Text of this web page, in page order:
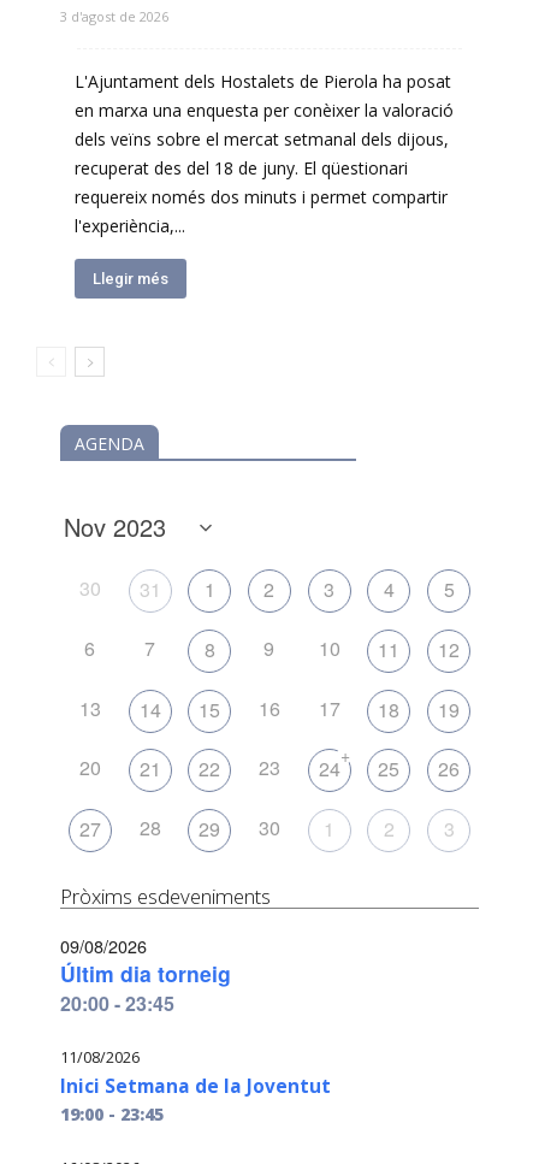
3 d'agost de 2026
L'Ajuntament dels Hostalets de Pierola ha posat
en marxa una enquesta per conèixer la valoració
dels veïns sobre el mercat setmanal dels dijous,
recuperat des del 18 de juny. El qüestionari
requereix només dos minuts i permet compartir
l'experiència,...
Llegir més
AGENDA
30 31 1 2 3 4 5
6 7 8 9 10 11 12
13 14 15 16 17 18 19
20 21 22 23 24+ 25 26
27 28 29 30 1 2 3
Pròxims esdeveniments
09/08/2026
Últim dia torneig
20:00 - 23:45
11/08/2026
Inici Setmana de la Joventut
19:00 - 23:45